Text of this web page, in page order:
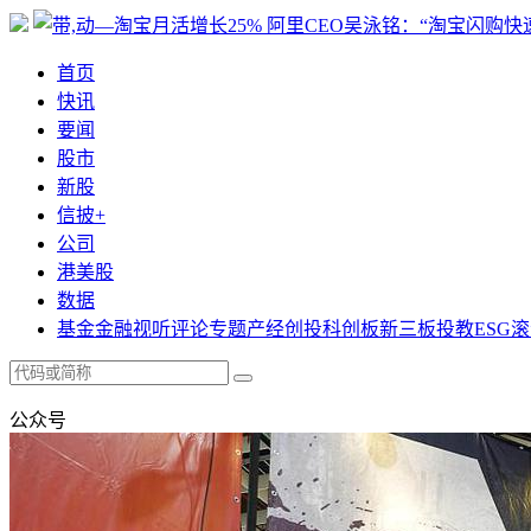
首页
快讯
要闻
股市
新股
信披+
公司
港美股
数据
基金金融视听评论专题产经创投科创板新三板投教ESG
公众号